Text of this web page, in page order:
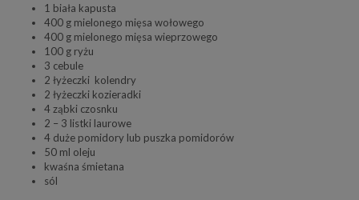
1 biała kapusta
400 g mielonego mięsa wołowego
400 g mielonego mięsa wieprzowego
100 g ryżu
3 cebule
2 łyżeczki kolendry
2 łyżeczki kozieradki
4 ząbki czosnku
2 – 3 listki laurowe
4 duże pomidory lub puszka pomidorów
50 ml oleju
kwaśna śmietana
sól